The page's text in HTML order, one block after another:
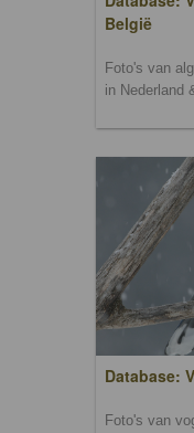
België
Foto's van
in Nederland
Database:
Foto's van